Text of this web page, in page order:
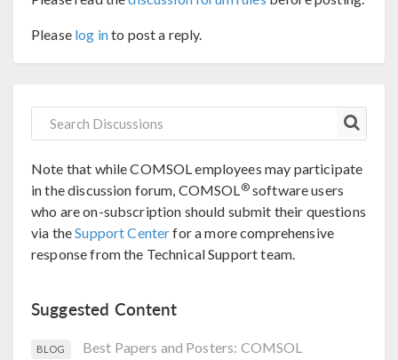
Please log into post a reply.
Note that while COMSOL employees may participate
in the discussion forum, COMSOL®software users
who are on-subscription should submit their questions
via theSupport Centerfor a more comprehensive
response from the Technical Support team.
Suggested Content
BLOG
Best Papers and Posters: COMSOL